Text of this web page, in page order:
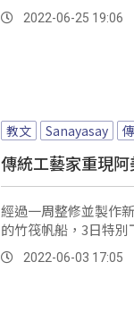
2022-06-25 19:06
教文 Sanayasay
傳統工藝家重現
經過一周整修並製作
的竹筏帆船，3日特
2022-06-03 17:05